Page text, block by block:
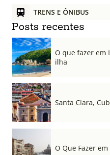
TRENS E ÔNIBUS
Posts recentes
O que fazer em
ilha
Santa Clara,
O Que Fazer